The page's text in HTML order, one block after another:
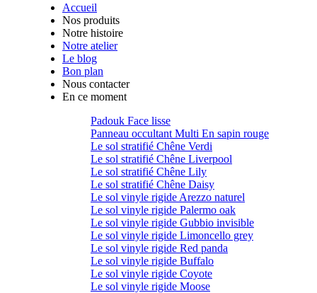
Accueil
Nos produits
Notre histoire
Notre atelier
Le blog
Bon plan
Nous contacter
En ce moment
Padouk Face lisse
Panneau occultant Multi En sapin rouge
Le sol stratifié Chêne Verdi
Le sol stratifié Chêne Liverpool
Le sol stratifié Chêne Lily
Le sol stratifié Chêne Daisy
Le sol vinyle rigide Arezzo naturel
Le sol vinyle rigide Palermo oak
Le sol vinyle rigide Gubbio invisible
Le sol vinyle rigide Limoncello grey
Le sol vinyle rigide Red panda
Le sol vinyle rigide Buffalo
Le sol vinyle rigide Coyote
Le sol vinyle rigide Moose